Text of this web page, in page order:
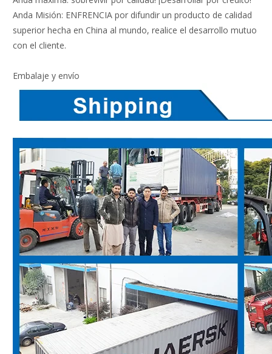
Anda Misión: ENFRENCIA por difundir un producto de calidad
superior hecha en China al mundo, realice el desarrollo mutuo
con el cliente.
Embalaje y envío